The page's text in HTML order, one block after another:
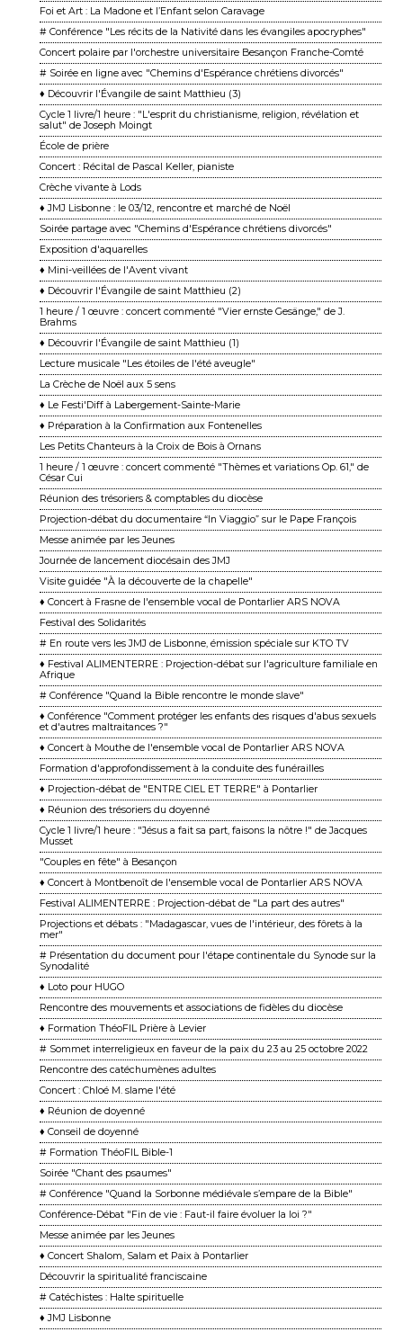
Foi et Art : La Madone et l’Enfant selon Caravage
# Conférence "Les récits de la Nativité dans les évangiles apocryphes"
Concert polaire par l'orchestre universitaire Besançon Franche-Comté
# Soirée en ligne avec "Chemins d'Espérance chrétiens divorcés"
♦ Découvrir l'Évangile de saint Matthieu (3)
Cycle 1 livre/1 heure : "L'esprit du christianisme, religion, révélation et
salut" de Joseph Moingt
École de prière
Concert : Récital de Pascal Keller, pianiste
Crèche vivante à Lods
♦ JMJ Lisbonne : le 03/12, rencontre et marché de Noël
Soirée partage avec "Chemins d'Espérance chrétiens divorcés"
Exposition d'aquarelles
♦ Mini-veillées de l'Avent vivant
♦ Découvrir l'Évangile de saint Matthieu (2)
1 heure / 1 œuvre : concert commenté "Vier ernste Gesänge," de J.
Brahms
♦ Découvrir l'Évangile de saint Matthieu (1)
Lecture musicale "Les étoiles de l'été aveugle"
La Crèche de Noël aux 5 sens
♦ Le Festi'Diff à Labergement-Sainte-Marie
♦ Préparation à la Confirmation aux Fontenelles
Les Petits Chanteurs à la Croix de Bois à Ornans
1 heure / 1 œuvre : concert commenté "Thèmes et variations Op. 61," de
César Cui
Réunion des trésoriers & comptables du diocèse
Projection-débat du documentaire “In Viaggio” sur le Pape François
Messe animée par les Jeunes
Journée de lancement diocésain des JMJ
Visite guidée "À la découverte de la chapelle"
♦ Concert à Frasne de l'ensemble vocal de Pontarlier ARS NOVA
Festival des Solidarités
# En route vers les JMJ de Lisbonne, émission spéciale sur KTO TV
♦ Festival ALIMENTERRE : Projection-débat sur l'agriculture familiale en
Afrique
# Conférence "Quand la Bible rencontre le monde slave"
♦ Conférence "Comment protéger les enfants des risques d'abus sexuels
et d'autres maltraitances ?"
♦ Concert à Mouthe de l'ensemble vocal de Pontarlier ARS NOVA
Formation d'approfondissement à la conduite des funérailles
♦ Projection-débat de "ENTRE CIEL ET TERRE" à Pontarlier
♦ Réunion des trésoriers du doyenné
Cycle 1 livre/1 heure : "Jésus a fait sa part, faisons la nôtre !" de Jacques
Musset
"Couples en fête" à Besançon
♦ Concert à Montbenoît de l'ensemble vocal de Pontarlier ARS NOVA
Festival ALIMENTERRE : Projection-débat de "La part des autres"
Projections et débats : "Madagascar, vues de l'intérieur, des fôrets à la
mer"
# Présentation du document pour l'étape continentale du Synode sur la
Synodalité
♦ Loto pour HUGO
Rencontre des mouvements et associations de fidèles du diocèse
♦ Formation ThéoFIL Prière à Levier
# Sommet interreligieux en faveur de la paix du 23 au 25 octobre 2022
Rencontre des catéchumènes adultes
Concert : Chloé M. slame l'été
♦ Réunion de doyenné
♦ Conseil de doyenné
# Formation ThéoFIL Bible-1
Soirée "Chant des psaumes"
# Conférence "Quand la Sorbonne médiévale s’empare de la Bible"
Conférence-Débat "Fin de vie : Faut-il faire évoluer la loi ?"
Messe animée par les Jeunes
♦ Concert Shalom, Salam et Paix à Pontarlier
Découvrir la spiritualité franciscaine
# Catéchistes : Halte spirituelle
♦ JMJ Lisbonne